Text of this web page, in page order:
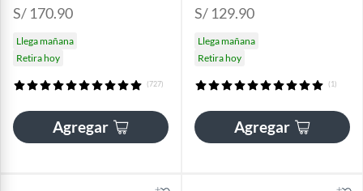
S/ 170.90
Llega mañana
Retira hoy
(727)
Agregar
S/ 129.90
Llega mañana
Retira hoy
(1)
Agregar